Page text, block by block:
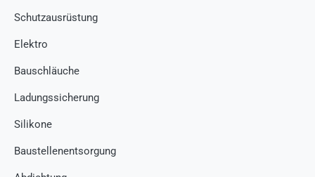
Schutzausrüstung
Elektro
Bauschläuche
Ladungssicherung
Silikone
Baustellenentsorgung